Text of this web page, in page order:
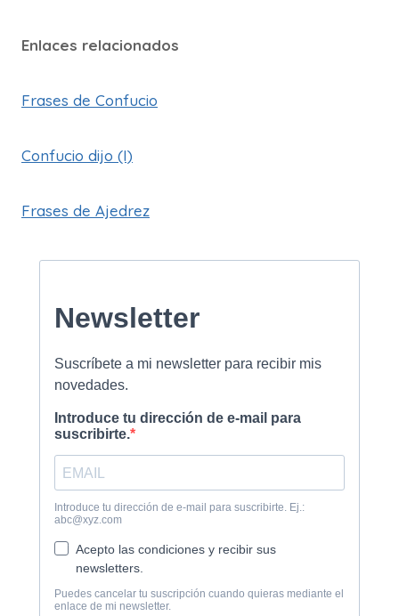
Enlaces relacionados
Frases de Confucio
Confucio dijo (I)
Frases de Ajedrez